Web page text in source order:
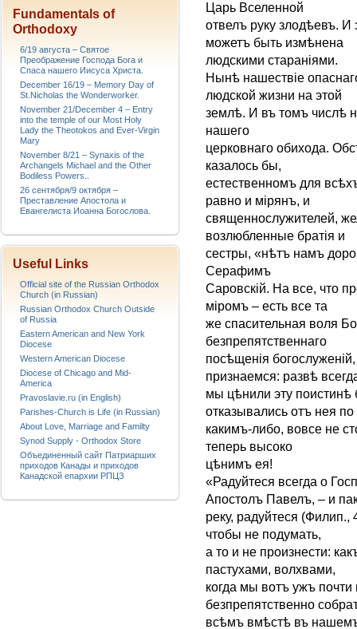
Царь Вселенной
отвелъ руку злодѣевъ. И
можетъ быть измѣнена
людскими стараніями.
Нынѣ нашествіе
людской жизни на этой
землѣ. И въ томъ числѣ
нашего
церковнаго обихода.
казалось бы,
естественномъ для
равно и мірянъ, и
священнослужителей,
возлюбленные братія и
сестры, «нѣтъ намъ
Серафимъ
Саровскій. На все, что
міромъ – есть все та
же спасительная воля
безпрепятственнаго
посѣщенія
признаемся: развѣ
мы цѣнили эту поистинѣ
отказывались отъ нея по
какимъ-либо, вовсе не
теперь высоко
цѣнимъ ея!
«Радуйтеся всегда о
Апостолъ Павелъ, – и
реку, радуйтеся (Филип.,
чтобы не подумать,
а то и не произнести:
пастухами, волхвами,
когда мы вотъ ужъ
безпрепятственно
всѣмъ вмѣстѣ въ
Fundamentals of
Orthodoxy
6/19 августа – Святое
Преображение Господа Бога и
Спаса нашего Иисуса Христа.
December 16/19 – Memory Day of
St.Nicholas the Wonderworker.
November 21/December 4 – Entry
into the temple of our Most Holy
Lady the Theotokos and Ever-Virgin
Mary
November 8/21 – Synaxis of the
Archangels Michael and the Other
Bodiless Powers..
26 сентября/9 октября –
Преставление Апостола и
Евангелиста Иоанна Богослова.
Useful Links
Official site of the Russian Orthodox
Church (in Russian)
Russian Orthodox Church Outside
of Russia
Eastern American and New York
Diocese
Western American Diocese
Diocese of Chicago and Mid-
America
Pravoslavie.ru (in English)
Parishes-Church is Life (in Russian)
About Love, Marriage and Familty
Synod Supply - Orthodox Store
Объединенный сайт Патриарших
приходов Канады и приходов
Канадской епархии РПЦЗ